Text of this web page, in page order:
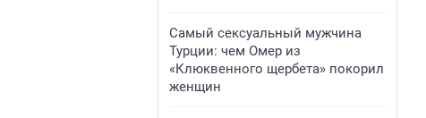
Самый сексуальный мужчина
Турции: чем Омер из
«Клюквенного щербета» покорил
женщин